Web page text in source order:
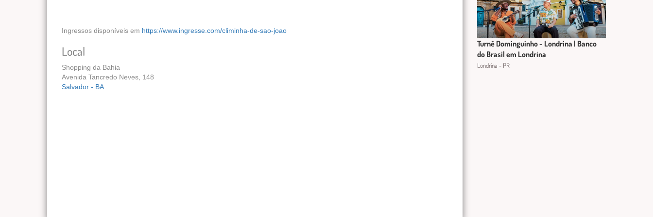
Ingressos disponíveis em https://www.ingresse.com/climinha-de-sao-joao
Local
Shopping da Bahia
Avenida Tancredo Neves, 148
Salvador - BA
Turnê Dominguinho - Londrina | Banco
do Brasil em Londrina
Londrina - PR